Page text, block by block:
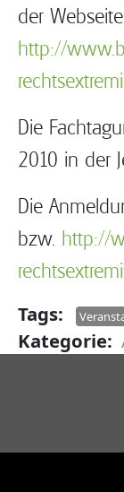
der
http://
Die
2010 in der
Die
bzw. http://
Tags
Kategorie